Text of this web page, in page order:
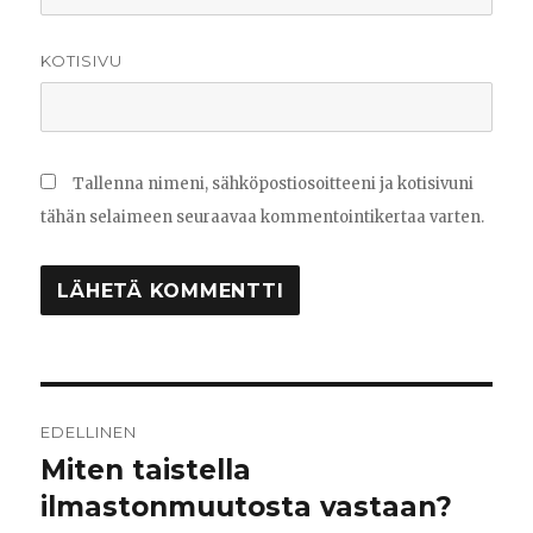
KOTISIVU
Tallenna nimeni, sähköpostiosoitteeni ja kotisivuni
tähän selaimeen seuraavaa kommentointikertaa varten.
selaus
EDELLINEN
Edellinen
artikkeli:
Miten taistella
ilmastonmuutosta vastaan?